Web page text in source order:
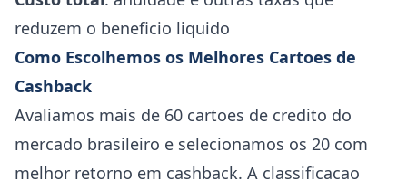
reduzem o beneficio liquido
Como Escolhemos os Melhores Cartoes de
Cashback
Avaliamos mais de 60 cartoes de credito do
mercado brasileiro e selecionamos os 20 com
melhor retorno em cashback. A classificacao